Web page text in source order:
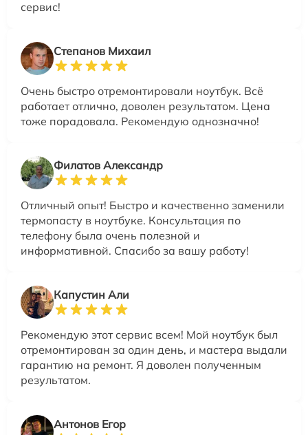
сервис!
Степанов Михаил
Очень быстро отремонтировали ноутбук. Всё
работает отлично, доволен результатом. Цена
тоже порадовала. Рекомендую однозначно!
Филатов Александр
Отличный опыт! Быстро и качественно заменили
термопасту в ноутбуке. Консультация по
телефону была очень полезной и
информативной. Спасибо за вашу работу!
Капустин Али
Рекомендую этот сервис всем! Мой ноутбук был
отремонтирован за один день, и мастера выдали
гарантию на ремонт. Я доволен полученным
результатом.
Антонов Егор